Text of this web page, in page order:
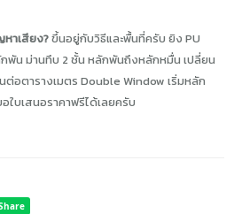
หาเสียง?ขึ้นอยู่กับวิธีและพื้นที่ครับ ยิง PU
พัน ม่านทึบ 2 ชั้น หลักพันถึงหลักหมื่น เปลี่ยน
ต่อตารางเมตร Double Window เริ่มหลัก
บเสนอราคาฟรีได้เลยครับ